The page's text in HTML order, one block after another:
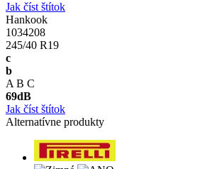
Jak číst štítok
Hankook
1034208
245/40 R19
c
b
A B C
69dB
Jak číst štítok
Alternatívne produkty